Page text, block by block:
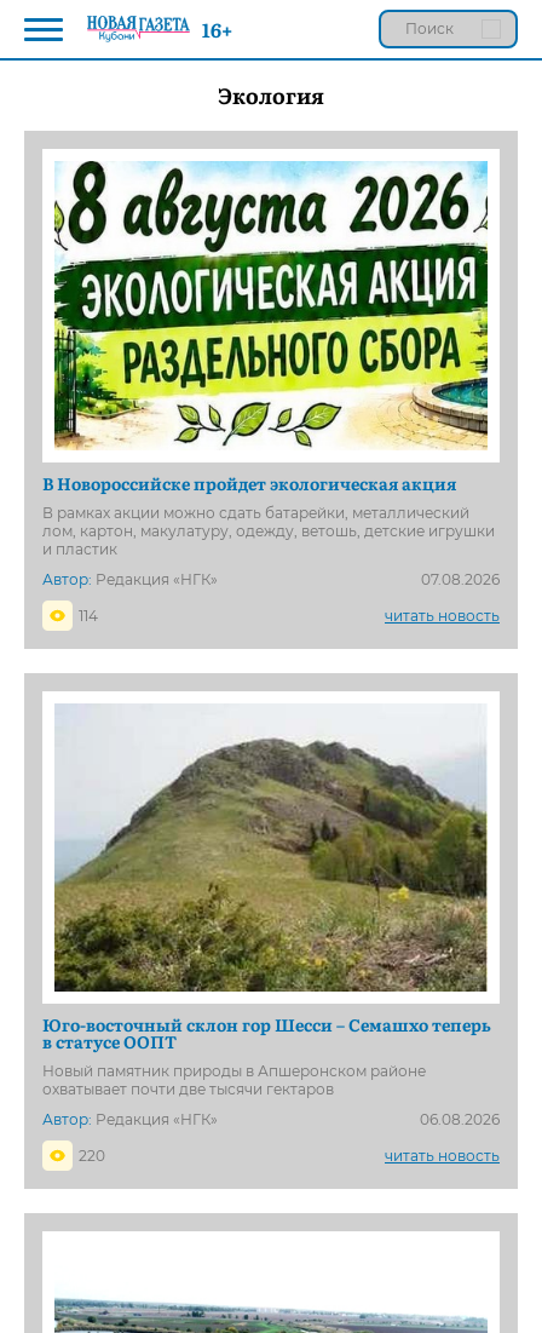
Экология
В Новороссийске пройдет экологическая акция
В рамках акции можно сдать батарейки, металлический
лом, картон, макулатуру, одежду, ветошь, детские игрушки
и пластик
Автор: Редакция «НГК»
07.08.2026
114
читать новость
Юго-восточный склон гор Шесси – Семашхо теперь
в статусе ООПТ
Новый памятник природы в Апшеронском районе
охватывает почти две тысячи гектаров
Автор: Редакция «НГК»
06.08.2026
220
читать новость
16+